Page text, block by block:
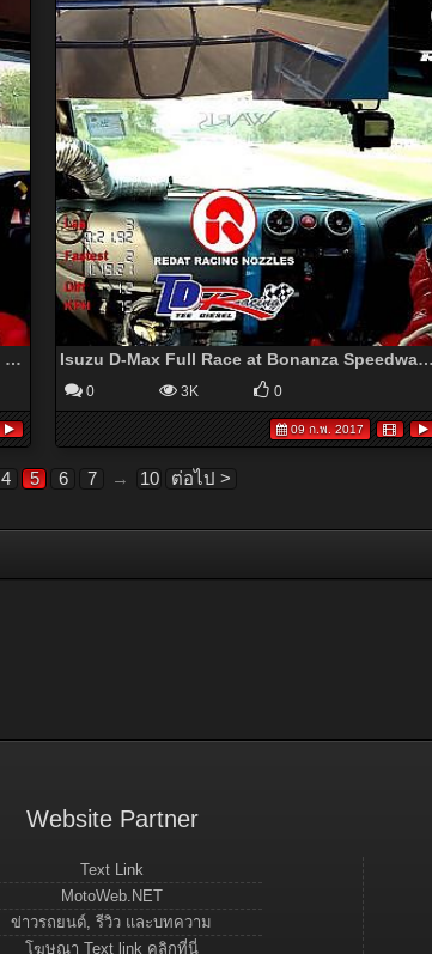
All New Isuzu Full Race 2013 Round 1 Race 2 (Car No.49) Isuzu D-Max Full Race at Bonanza Speedway N3K 2013 R1
0 3K 0
09 ก.พ. 2017
4 5 6 7 → 10 ต่อไป >
Website Partner
Text Link
MotoWeb.NET
ข่าวรถยนต์, รีวิว และบทความ
โฆษณา Text link คลิกที่นี่